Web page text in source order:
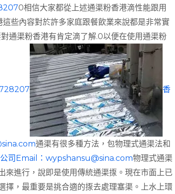
0相信大家都從上述通渠粉香港滴性能跟用
些內容對於許多家庭跟餐飲業來說都是非常實
通渠粉香港有肯定滴了解.0以便在使用通渠粉
香
通渠有很多種方法，包物理式通渠法和
司Email： wypshansu@sina.com物理式通渠
來進行，說即是使用傳統通渠揼。現在市面上已
擇，最重要是挑合適的揼去處理塞渠。上水上環